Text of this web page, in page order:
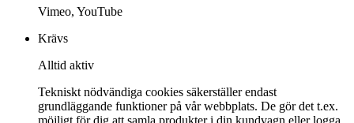
Vimeo, YouTube
Krävs
Alltid aktiv
Tekniskt nödvändiga cookies säkerställer endast
grundläggande funktioner på vår webbplats. De gör det t.ex.